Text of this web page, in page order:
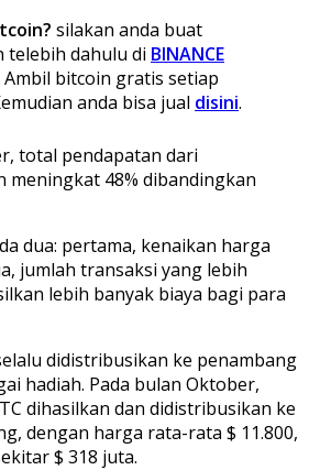
silakan anda buat
telebih dahulu di BINANCE
Ambil bitcoin gratis setiap
anda bisa jual disini.
total pendapatan dari
meningkat 48% dibandingkan
dua: pertama, kenaikan harga
jumlah transaksi yang lebih
lebih banyak biaya bagi para
didistribusikan ke penambang
hadiah. Pada bulan Oktober,
dihasilkan dan didistribusikan ke
dengan harga rata-rata $ 11.800,
$ 318 juta.